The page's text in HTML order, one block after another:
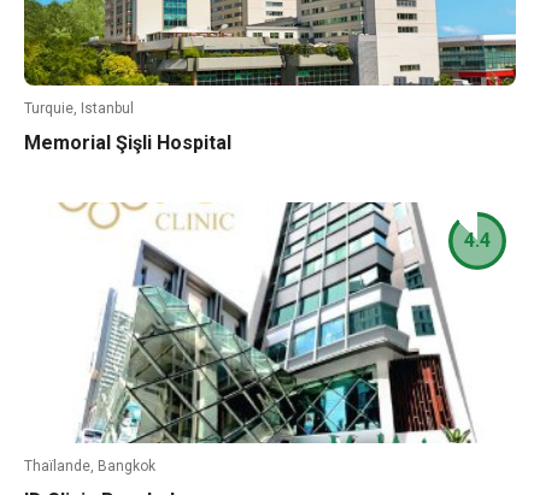
Turquie, Istanbul
Memorial Şişli Hospital
Thaïlande, Bangkok
4.4